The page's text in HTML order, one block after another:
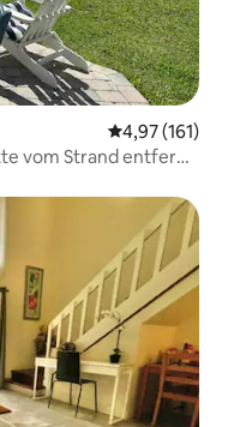
4,97 (161)
vom Strand entfernt.